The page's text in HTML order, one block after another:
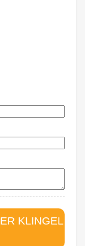
KLINGEL